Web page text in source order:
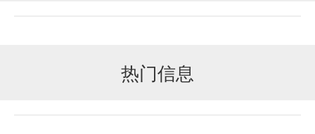
热门信息